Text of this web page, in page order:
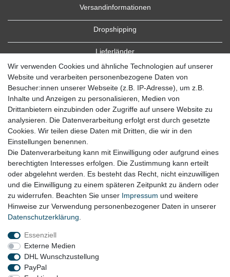
Versandinformationen
Dropshipping
Lieferländer
Zahlung
Zahlungsbedingungen
Wir verwenden Cookies und ähnliche Technologien auf unserer
Website und verarbeiten personenbezogene Daten von
Besucher:innen unserer Webseite (z.B. IP-Adresse), um z.B.
Inhalte und Anzeigen zu personalisieren, Medien von
Drittanbietern einzubinden oder Zugriffe auf unsere Website zu
analysieren. Die Datenverarbeitung erfolgt erst durch gesetzte
Cookies. Wir teilen diese Daten mit Dritten, die wir in den
Einstellungen benennen.
Die Datenverarbeitung kann mit Einwilligung oder aufgrund eines
berechtigten Interesses erfolgen. Die Zustimmung kann erteilt
oder abgelehnt werden. Es besteht das Recht, nicht einzuwilligen
und die Einwilligung zu einem späteren Zeitpunkt zu ändern oder
zu widerrufen. Beachten Sie unser Impressum und weitere
Hinweise zur Verwendung personenbezogener Daten in unserer
Daten­schutz­erklärung
Essenziell
Externe Medien
DHL Wunschzustellung
PayPal